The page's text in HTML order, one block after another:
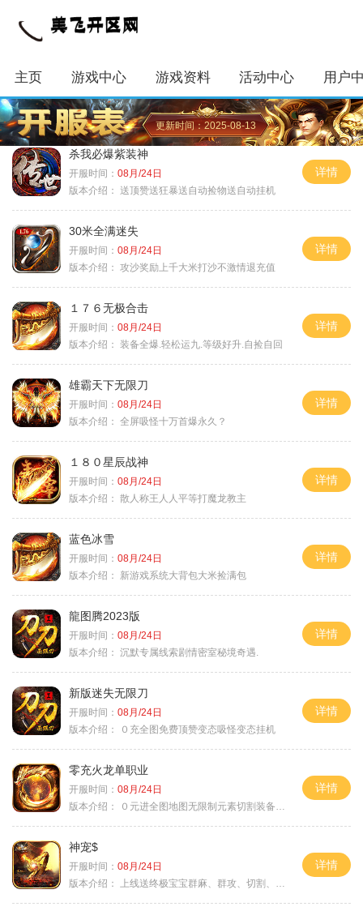
主页 游戏中心 游戏资料 活动中心 用户
更新时间：2025-08-13
杀我必爆紫装神
开服时间： 08月/24日
版本介绍： 送顶赞送狂暴送自动捡物送自动挂机
详情
30米全满迷失
开服时间： 08月/24日
版本介绍： 攻沙奖励上千大米打沙不激情退充值
详情
１７６无极合击
开服时间： 08月/24日
版本介绍： 装备全爆.轻松运九.等级好升.自捡自回
详情
雄霸天下无限刀
开服时间： 08月/24日
版本介绍： 全屏吸怪十万首爆永久？
详情
１８０星辰战神
开服时间： 08月/24日
版本介绍： 散人称王人人平等打魔龙教主
详情
蓝色冰雪
开服时间： 08月/24日
版本介绍：
新游戏系统大背包大米捡满包
详情
龍图腾2023版
开服时间： 08月/24日
版本介绍： 沉默专属线索剧情密室秘境奇遇.
详情
新版迷失无限刀
开服时间： 08月/24日
版本介绍：
０充全图免费顶赞变态吸怪变态挂机
详情
零充火龙单职业
开服时间： 08月/24日
版本介绍：
０元进全图地图无限制元素切割装备鉴定
详情
神宠$
开服时间： 08月/24日
版本介绍：
上线送终极宝宝群麻、群攻、切割、吸血
详情